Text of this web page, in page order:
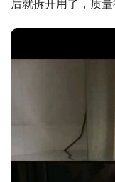
后就拆开用了，质